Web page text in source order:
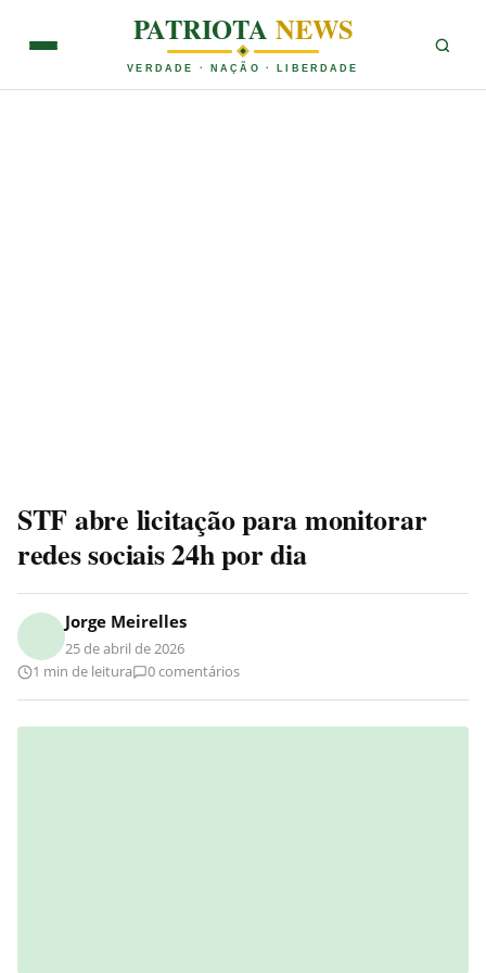
PATRIOTANEWS
VERDADE · NAÇÃO · LIBERDADE
STF abre licitação para monitorar
redes sociais 24h por dia
Jorge Meirelles
25 de abril de 2026
1 min de leitura
0 comentários